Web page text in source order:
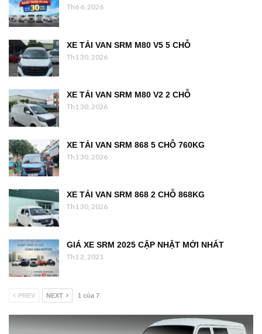
Th6 6, 2026
XE TẢI VAN SRM M80 V5 5 CHỖ
Th1 30, 2026
XE TẢI VAN SRM M80 V2 2 CHỖ
Th1 30, 2026
XE TẢI VAN SRM 868 5 CHỖ 760KG
Th1 30, 2026
XE TẢI VAN SRM 868 2 CHỖ 868KG
Th1 30, 2026
GIÁ XE SRM 2025 CẬP NHẬT MỚI NHẤT
Th1 2, 2021
PREV NEXT 1 của 7